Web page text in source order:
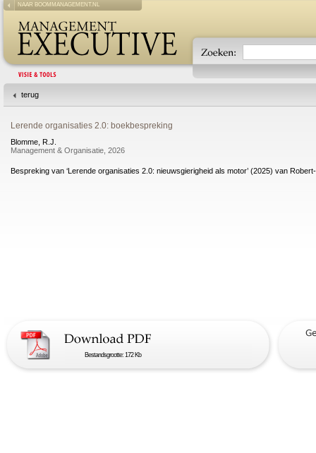
NAAR BOOMMANAGEMENT.NL
terug
Lerende organisaties 2.0: boekbespreking
Blomme, R.J.
Management & Organisatie, 2026
Bespreking van ‘Lerende organisaties 2.0: nieuwsgierigheid als motor’ (2025) van
Bestandsgrootte: 172 Kb